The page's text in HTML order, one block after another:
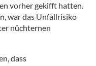
vorher gekifft hatten.
war das Unfallrisiko
nüchternen
dass